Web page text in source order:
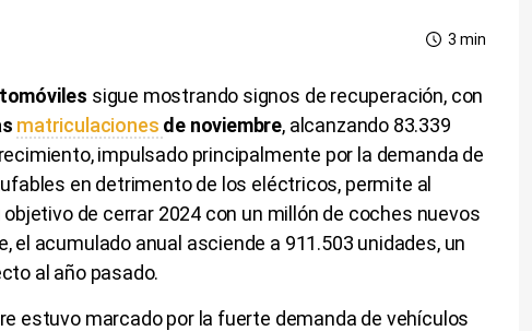
3 min
sigue mostrando signos de recuperación, con
matriculaciones de noviembre, alcanzando 83.339
impulsado principalmente por la demanda de
en detrimento de los eléctricos, permite al
de cerrar 2024 con un millón de coches nuevos
el acumulado anual asciende a 911.503 unidades, un
al año pasado.
estuvo marcado por la fuerte demanda de vehículos